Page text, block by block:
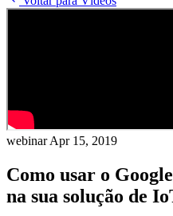
webinarApr 15, 2019
Como usar o
na sua solução de